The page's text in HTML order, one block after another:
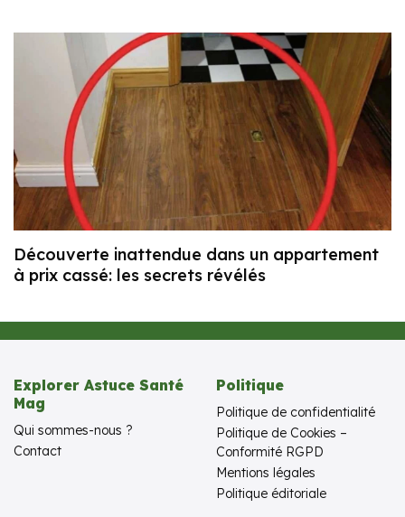
Découverte inattendue dans un appartement
à prix cassé: les secrets révélés
Explorer Astuce Santé
Mag
Qui sommes-nous ?
Contact
Politique
Politique de confidentialité
Politique de Cookies –
Conformité RGPD
Mentions légales
Politique éditoriale